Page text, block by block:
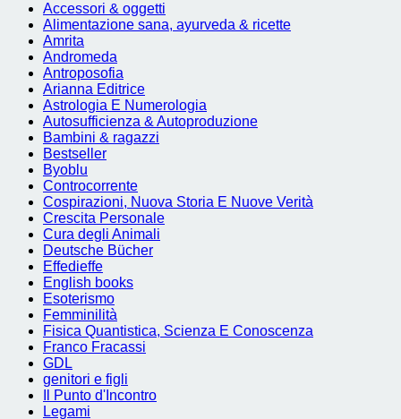
Accessori & oggetti
Alimentazione sana, ayurveda & ricette
Amrita
Andromeda
Antroposofia
Arianna Editrice
Astrologia E Numerologia
Autosufficienza & Autoproduzione
Bambini & ragazzi
Bestseller
Byoblu
Controcorrente
Cospirazioni, Nuova Storia E Nuove Verità
Crescita Personale
Cura degli Animali
Deutsche Bücher
Effedieffe
English books
Esoterismo
Femminilità
Fisica Quantistica, Scienza E Conoscenza
Franco Fracassi
GDL
genitori e figli
Il Punto d'Incontro
Legami